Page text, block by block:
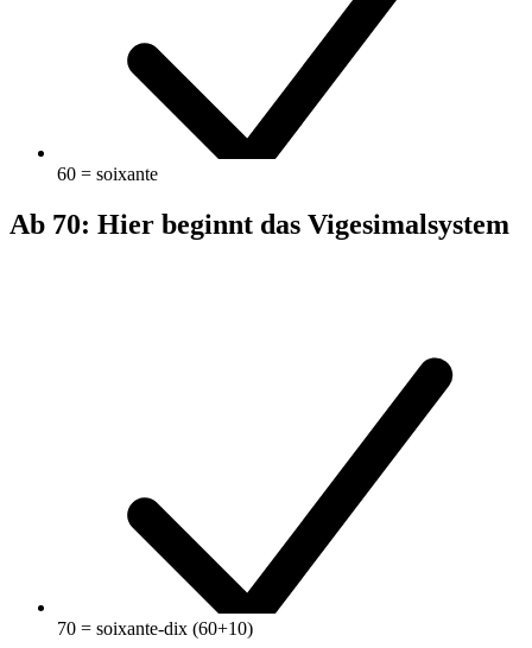
60 = soixante
Ab 70: Hier beginnt das Vigesimalsystem
70 = soixante-dix (60+10)